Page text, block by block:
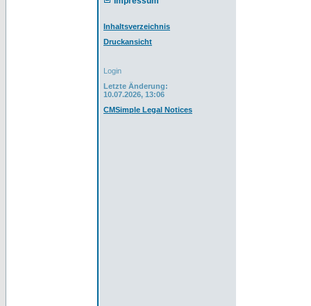
Inhaltsverzeichnis
Druckansicht
Login
Letzte Änderung:
10.07.2026, 13:06
CMSimple Legal Notices